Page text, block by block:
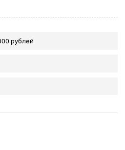
рублей